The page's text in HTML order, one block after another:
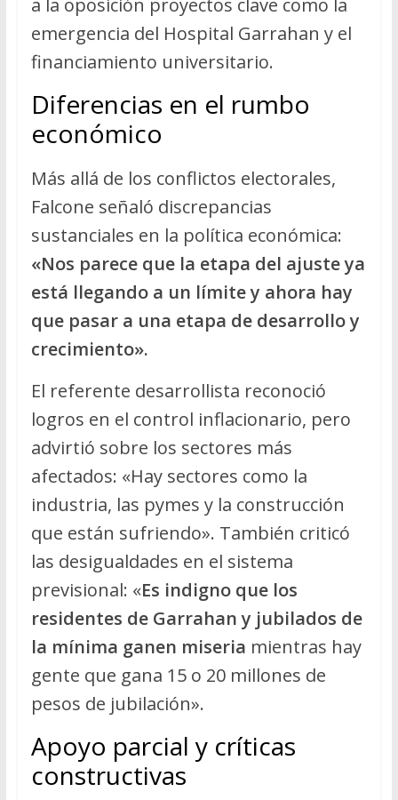
emergencia del Hospital Garrahan y el
financiamiento universitario.
Diferencias en el rumbo
económico
Más allá de los conflictos electorales,
Falcone señaló discrepancias
sustanciales en la política económica:
«Nos parece que la etapa del ajuste ya
está llegando a un límite y ahora hay
que pasar a una etapa de desarrollo y
crecimiento».
El referente desarrollista reconoció
logros en el control inflacionario, pero
advirtió sobre los sectores más
afectados: «Hay sectores como la
industria, las pymes y la construcción
que están sufriendo». También criticó
las desigualdades en el sistema
previsional: «Es indigno que los
residentes de Garrahan y jubilados de
la mínima ganen miseria mientras hay
gente que gana 15 o 20 millones de
pesos de jubilación».
Apoyo parcial y críticas
constructivas